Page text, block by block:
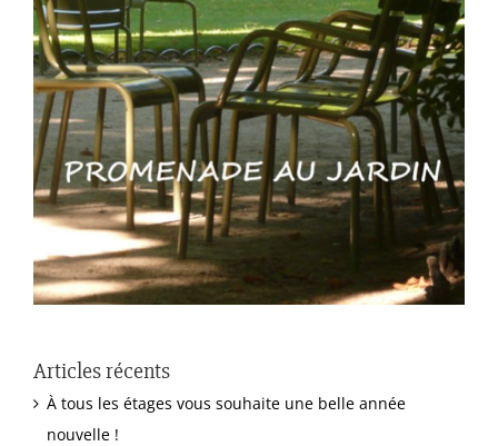
Articles récents
À tous les étages vous souhaite une belle année
nouvelle !